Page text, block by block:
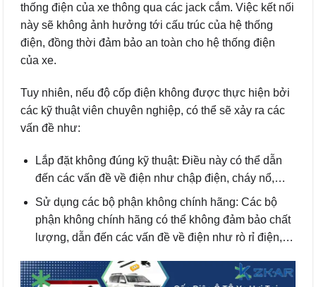
thống điện của xe thông qua các jack cắm. Việc kết nối
này sẽ không ảnh hưởng tới cấu trúc của hệ thống
điện, đồng thời đảm bảo an toàn cho hệ thống điện
của xe.
Tuy nhiên, nếu độ cốp điện không được thực hiện bởi
các kỹ thuật viên chuyên nghiệp, có thể sẽ xảy ra các
vấn đề như:
Lắp đặt không đúng kỹ thuật: Điều này có thể dẫn
đến các vấn đề về điện như chập điện, cháy nổ,…
Sử dụng các bộ phận không chính hãng: Các bộ
phận không chính hãng có thể không đảm bảo chất
lượng, dẫn đến các vấn đề về điện như rò rỉ điện,…